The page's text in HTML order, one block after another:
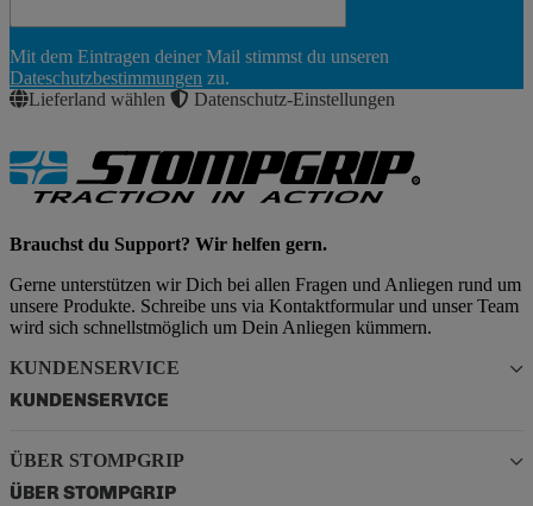
Abonnieren
Mit dem Eintragen deiner Mail stimmst du unseren
Dateschutzbestimmungen zu.
Lieferland wählen
Datenschutz-Einstellungen
Brauchst du Support? Wir helfen gern.
Gerne unterstützen wir Dich bei allen Fragen und Anliegen rund um
unsere Produkte. Schreibe uns via Kontaktformular und unser Team
wird sich schnellstmöglich um Dein Anliegen kümmern.
KUNDENSERVICE
KUNDENSERVICE
ÜBER STOMPGRIP
ÜBER STOMPGRIP